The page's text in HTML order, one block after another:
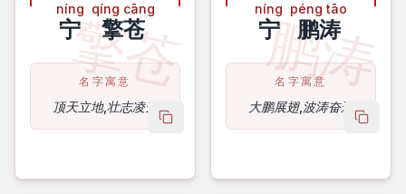
擎苍
níng
宁
qíng cāng
擎苍
名字寓意
顶天立地,壮志凌云
copy name
鹏涛
níng
宁
péng tāo
鹏涛
名字寓意
大鹏展翅,波涛奋进
copy